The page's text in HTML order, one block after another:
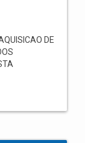
DE